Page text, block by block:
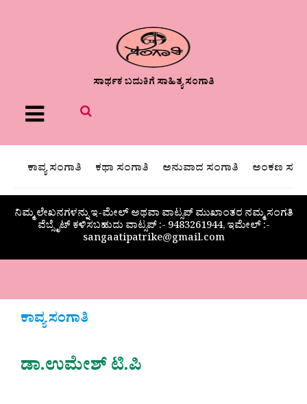
ಸಾರ್ಥಕ ಬದುಕಿಗೆ ಸಾಹಿತ್ಯ ಸಂಗಾತಿ
Menu
ಕಾವ್ಯ ಸಂಗಾತಿ ಕಥಾ ಸಂಗಾತಿ ಅನುವಾದ ಸಂಗಾತಿ ಅಂಕಣ
ನಿಮ್ಮ ಲೇಖನಗಳನ್ನು ಇ-ಮೇಲ್ ಅಥವಾ ವಾಟ್ಸಪ್ ಮುಖಾಂತರ ನಮ್ಮ ಸಂಗತಿ
ವೆಬ್ಸೈಟ್ ಕಳಿಸಬಹುದು ವಾಟ್ಸಪ್‌ :- 9483261944, ಇಮೇಲ್ :-
sangaatipatrike@gmail.com
ಕಾವ್ಯ ಸಂಗಾತಿ
ಡಾ.ಉಮೇಶ್ ಟಿ.ಪಿ